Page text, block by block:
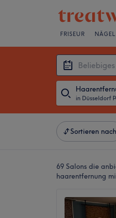
FRISEUR NÄGEL
in Düsseldorf
Sortieren nach
69 Salons die
haarentfernung